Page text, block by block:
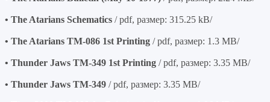
• The Atarians Schematics / pdf, размер: 315.25 kB/
• The Atarians TM-086 1st Printing / pdf, размер: 1.3 MB/
• Thunder Jaws TM-349 1st Printing / pdf, размер: 3.35 MB/
• Thunder Jaws TM-349 / pdf, размер: 3.35 MB/